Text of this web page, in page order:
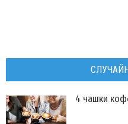
4 чашки